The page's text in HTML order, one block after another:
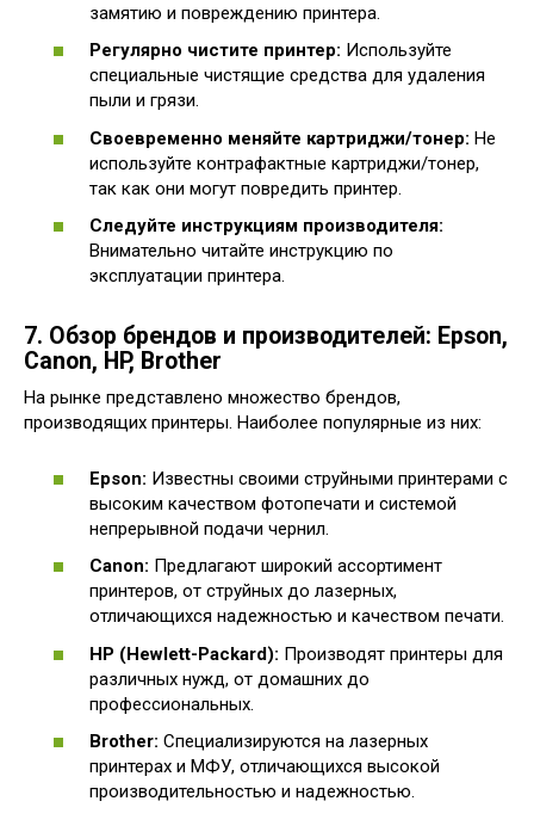
замятию и повреждению принтера.
Регулярно чистите принтер: Используйте
специальные чистящие средства для удаления
пыли и грязи.
Своевременно меняйте картриджи/тонер: Не
используйте контрафактные картриджи/тонер,
так как они могут повредить принтер.
Следуйте инструкциям производителя:
Внимательно читайте инструкцию по
эксплуатации принтера.
7. Обзор брендов и производителей: Epson,
Canon, HP, Brother
На рынке представлено множество брендов,
производящих принтеры. Наиболее популярные из них:
Epson: Известны своими струйными принтерами с
высоким качеством фотопечати и системой
непрерывной подачи чернил.
Canon: Предлагают широкий ассортимент
принтеров, от струйных до лазерных,
отличающихся надежностью и качеством печати.
HP (Hewlett-Packard): Производят принтеры для
различных нужд, от домашних до
профессиональных.
Brother: Специализируются на лазерных
принтерах и МФУ, отличающихся высокой
производительностью и надежностью.